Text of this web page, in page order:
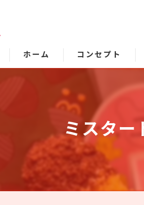
ホーム コンセプト
ミスタ